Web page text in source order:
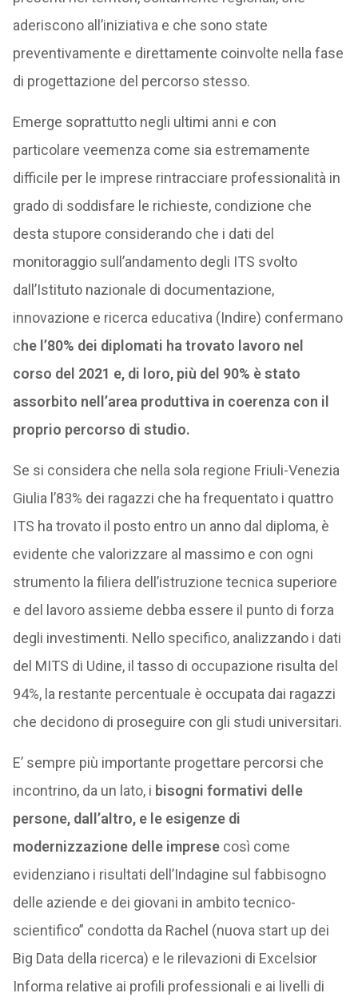
aderiscono all’iniziativa e che sono state
preventivamente e direttamente coinvolte nella fase
di progettazione del percorso stesso.
Emerge soprattutto negli ultimi anni e con
particolare veemenza come sia estremamente
difficile per le imprese rintracciare professionalità in
grado di soddisfare le richieste, condizione che
desta stupore considerando che i dati del
monitoraggio sull’andamento degli ITS svolto
dall’Istituto nazionale di documentazione,
innovazione e ricerca educativa (Indire) confermano
che l’80% dei diplomati ha trovato lavoro nel
corso del 2021 e, di loro, più del 90% è stato
assorbito nell’area produttiva in coerenza con il
proprio percorso di studio.
Se si considera che nella sola regione Friuli-Venezia
Giulia l’83% dei ragazzi che ha frequentato i quattro
ITS ha trovato il posto entro un anno dal diploma, è
evidente che valorizzare al massimo e con ogni
strumento la filiera dell’istruzione tecnica superiore
e del lavoro assieme debba essere il punto di forza
degli investimenti. Nello specifico, analizzando i dati
del MITS di Udine, il tasso di occupazione risulta del
94%, la restante percentuale è occupata dai ragazzi
che decidono di proseguire con gli studi universitari.
E’ sempre più importante progettare percorsi che
incontrino, da un lato, i bisogni formativi delle
persone, dall’altro, e le esigenze di
modernizzazione delle impresecosì come
evidenziano i risultati dell’Indagine sul fabbisogno
delle aziende e dei giovani in ambito tecnico-
scientifico” condotta da Rachel (nuova start up dei
Big Data della ricerca) e le rilevazioni di Excelsior
Informa relative ai profili professionali e ai livelli di